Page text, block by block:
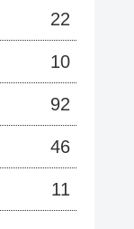
22
10
92
46
11